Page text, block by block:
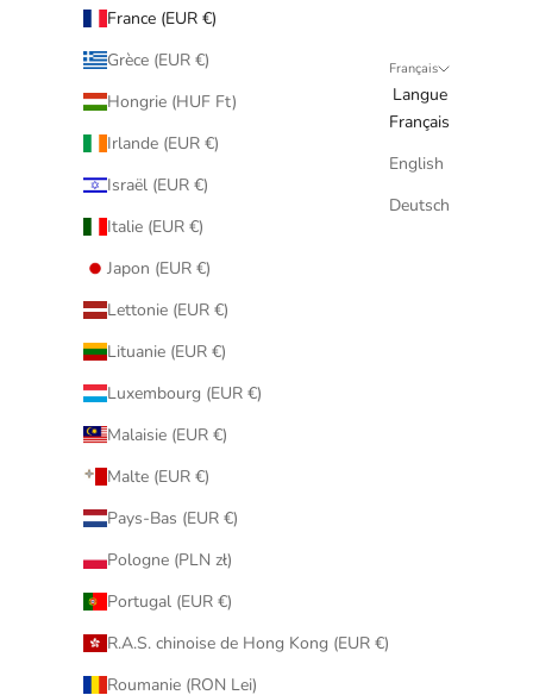
France (EUR €)
Grèce (EUR €)
Hongrie (HUF Ft)
Irlande (EUR €)
Israël (EUR €)
Italie (EUR €)
Japon (EUR €)
Lettonie (EUR €)
Lituanie (EUR €)
Luxembourg (EUR €)
Malaisie (EUR €)
Malte (EUR €)
Pays-Bas (EUR €)
Pologne (PLN zł)
Portugal (EUR €)
R.A.S. chinoise de Hong Kong (EUR €)
Roumanie (RON Lei)
Français
Langue
Français
English
Deutsch